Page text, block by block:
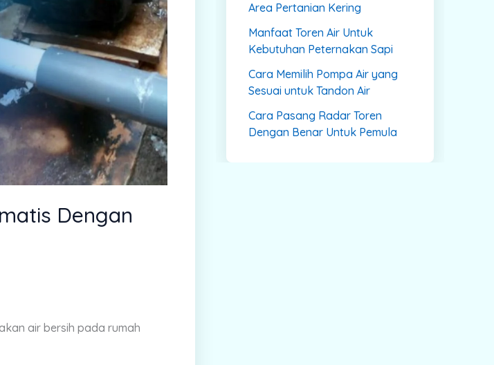
Dengan
air bersih pada rumah
Area Pertanian Kering
Manfaat Toren Air Untuk
Kebutuhan Peternakan Sapi
Cara Memilih Pompa Air yang
Sesuai untuk Tandon Air
Cara Pasang Radar Toren
Dengan Benar Untuk Pemula